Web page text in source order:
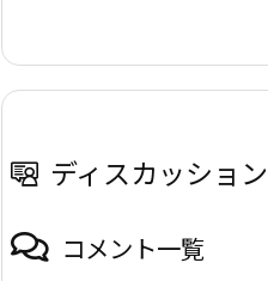
ディスカッション
コメント一覧